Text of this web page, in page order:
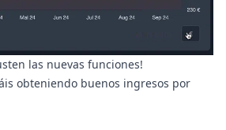
las nuevas funciones!
obteniendo buenos ingresos por